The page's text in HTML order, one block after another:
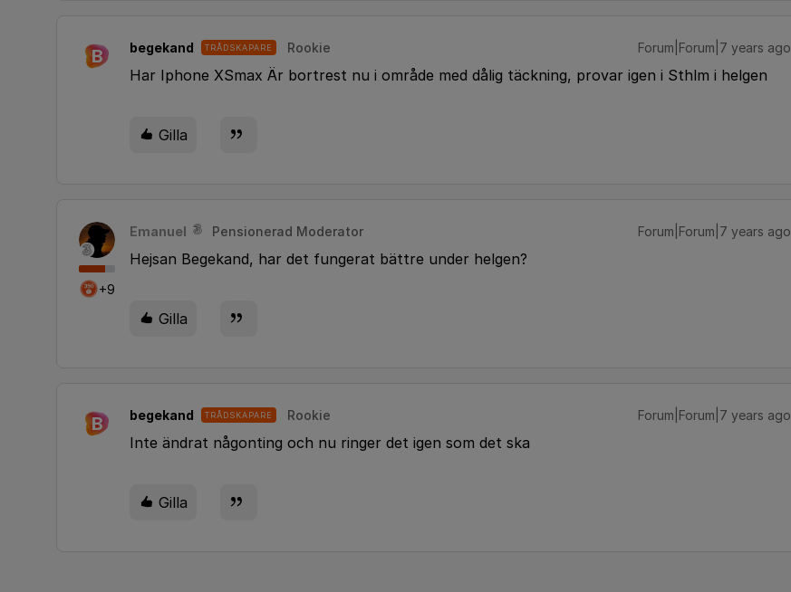
B begekand TRÅDSKAPARE Rookie Forum|Forum|7 years ago
Har Iphone XSmax Är bortrest nu i område med dålig täckning, provar igen i Sthlm i helgen
Gilla
+9
Emanuel Pensionerad Moderator Forum|Forum|7 years ago
Hejsan Begekand, har det fungerat bättre under helgen?
Gilla
B begekand TRÅDSKAPARE Rookie Forum|Forum|7 years ago
Inte ändrat någonting och nu ringer det igen som det ska
Gilla